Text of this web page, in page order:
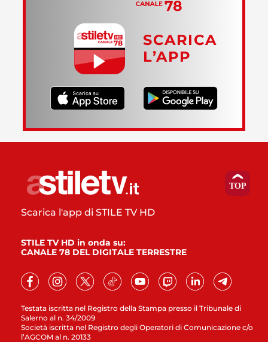
SCARICA
L’APP
Testata iscritta nel Registro della Stampa presso il Tribunale di
Salerno al n. 34/2009
Società iscritta nel Registro degli Operatori di Comunicazione c/o
l’AGCOM al n. 20133
Scarica l'app di STILE TV HD
STILE TV HD in onda su:
CANALE 78 DEL DIGITALE TERRESTRE